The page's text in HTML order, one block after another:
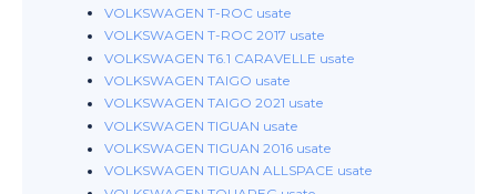
VOLKSWAGEN T-ROC usate
VOLKSWAGEN T-ROC 2017 usate
VOLKSWAGEN T6.1 CARAVELLE usate
VOLKSWAGEN TAIGO usate
VOLKSWAGEN TAIGO 2021 usate
VOLKSWAGEN TIGUAN usate
VOLKSWAGEN TIGUAN 2016 usate
VOLKSWAGEN TIGUAN ALLSPACE usate